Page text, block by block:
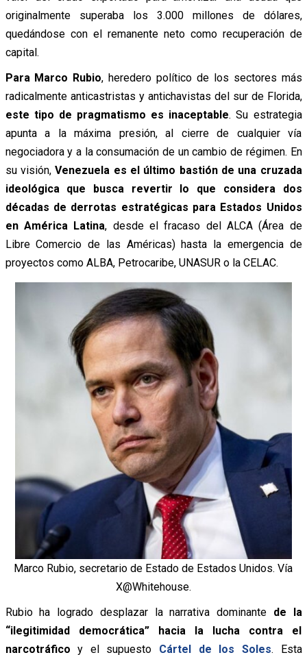
originalmente superaba los 3.000 millones de dólares,
quedándose con el remanente neto como recuperación de
capital.
Para Marco Rubio, heredero político de los sectores más
radicalmente anticastristas y antichavistas del sur de Florida,
este tipo de pragmatismo es inaceptable. Su estrategia
apunta a la máxima presión, al cierre de cualquier vía
negociadora y a la consumación de un cambio de régimen. En
su visión,Venezuela es el último bastión de una cruzada
ideológica que busca revertir lo que considera dos
décadas de derrotas estratégicas para Estados Unidos
en América Latina, desde el fracaso del ALCA (Área de
Libre Comercio de las Américas) hasta la emergencia de
proyectos como ALBA, Petrocaribe, UNASUR o la CELAC.
Marco Rubio, secretario de Estado de Estados Unidos. Vía
X@Whitehouse.
Rubio ha logrado desplazar la narrativa dominante de la
“ilegitimidad democrática” hacia la lucha contra el
narcotráfico y el supuesto Cártel de los Soles. Esta